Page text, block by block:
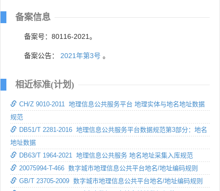
备案信息
备案号：80116-2021。
备案公告： 2021年第3号 。
相近标准(计划)
CH/Z 9010-2011 地理信息公共服务平台 地理实体与地名地址数据
规范
DB51/T 2281-2016 地理信息公共服务平台数据规范第3部分：地名
地址数据
DB63/T 1964-2021 地理信息公共服务 地名地址采集入库规范
20075994-T-466 数字城市地理信息公共平台地名/地址编码规则
GB/T 23705-2009 数字城市地理信息公共平台地名/地址编码规则